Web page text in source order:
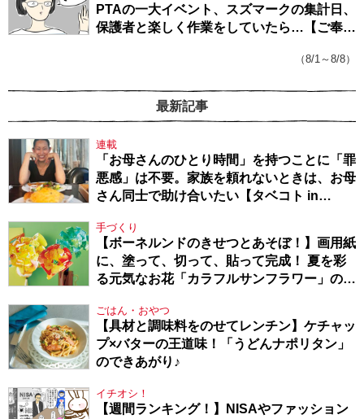
PTAの一大イベント、スズマークの集計日、
保護者と楽しく作業をしていたら…【ご奉仕
（8/1～8/8）
最新記事
連載
「お母さんのひとり時間」を持つことに「罪
悪感」は不要。家族を頼れないときは、お母
さん同士で助け合いたい【タベコト in
手づくり
【ボーネルンドのきせつとあそぼ！】画用紙
に、塗って、切って、貼って完成！ 夏を彩
る元気なお花「カラフルサンフラワー」の作
ごはん・おやつ
【具材と調味料をのせてレンチン】ケチャッ
プ×バターの王道味！「うどんナポリタン」
のできあがり♪
イチオシ！
【週間ランキング！】NISAやファッション